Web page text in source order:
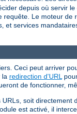
depuis où servir
Le moteur de
services
Ceci peut arriver
la redirection d'URL
de fonctionner,
soit directement
est activé, il